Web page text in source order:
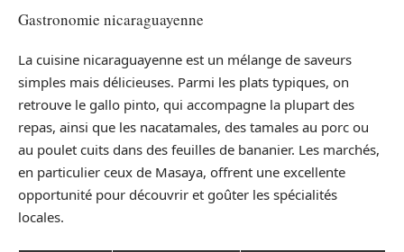
Gastronomie nicaraguayenne
La cuisine nicaraguayenne est un mélange de saveurs
simples mais délicieuses. Parmi les plats typiques, on
retrouve le gallo pinto, qui accompagne la plupart des
repas, ainsi que les nacatamales, des tamales au porc ou
au poulet cuits dans des feuilles de bananier. Les marchés,
en particulier ceux de Masaya, offrent une excellente
opportunité pour découvrir et goûter les spécialités
locales.